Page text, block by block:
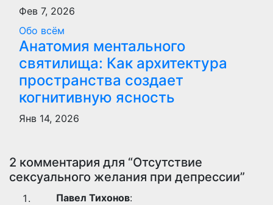
Фев 7, 2026
Обо всём
Анатомия ментального
святилища: Как архитектура
пространства создает
когнитивную ясность
Янв 14, 2026
2 комментария для “Отсутствие
сексуального желания при депрессии”
Павел Тихонов: